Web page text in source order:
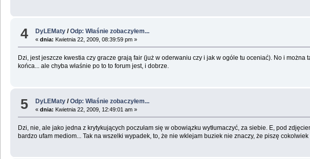
4 DyLEMaty /Odp: Właśnie zobaczyłem...
«dnia: Kwietnia 22, 2009, 08:39:59 pm »
Dzi, jest jeszcze kwestia czy gracze grają fair (już w oderwaniu czy i jak w ogóle tu oceniać). No i
końca... ale chyba właśnie po to to forum jest, i dobrze.
5 DyLEMaty /Odp: Właśnie zobaczyłem...
«dnia: Kwietnia 22, 2009, 12:49:01 am »
Dzi, nie, ale jako jedna z krytykujących poczułam się w obowiązku wytłumaczyć, za siebie. E, pod
bardzo ufam mediom... Tak na wszelki wypadek, to, że nie wklejam buziek nie znaczy, że piszę cokolwiek